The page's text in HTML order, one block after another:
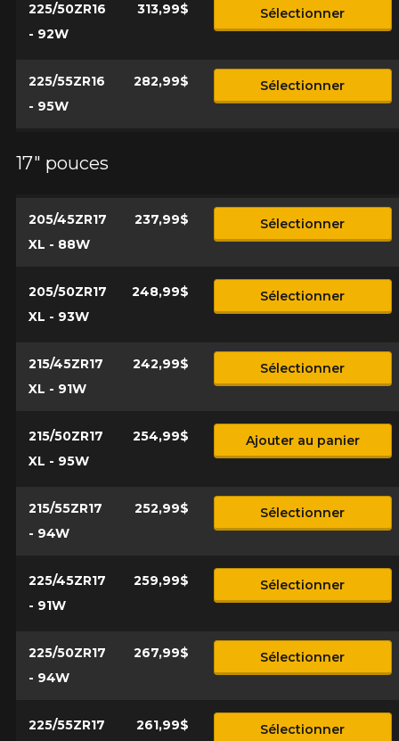
225/50ZR16
- 92W
313,99$ Sélectionner
225/55ZR16
- 95W
282,99$ Sélectionner
17" pouces
205/45ZR17
XL - 88W
237,99$ Sélectionner
205/50ZR17
XL - 93W
248,99$ Sélectionner
215/45ZR17
XL - 91W
242,99$ Sélectionner
215/50ZR17
XL - 95W
254,99$ Ajouter au panier
215/55ZR17
- 94W
252,99$ Sélectionner
225/45ZR17
- 91W
259,99$ Sélectionner
225/50ZR17
- 94W
267,99$ Sélectionner
225/55ZR17
261,99$ Sélectionner